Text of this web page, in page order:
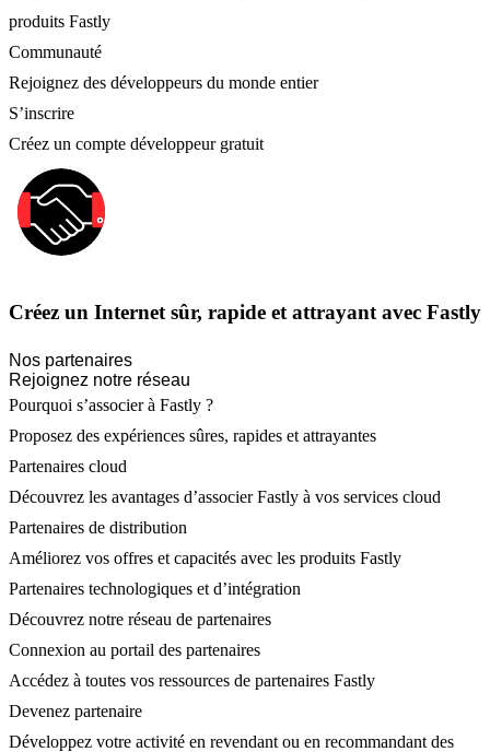
produits Fastly
Communauté
Rejoignez des développeurs du monde entier
S’inscrire
Créez un compte développeur gratuit
Créez un Internet sûr, rapide et attrayant avec Fastly
Nos partenaires
Rejoignez notre réseau
Pourquoi s’associer à Fastly ?
Proposez des expériences sûres, rapides et attrayantes
Partenaires cloud
Découvrez les avantages d’associer Fastly à vos services cloud
Partenaires de distribution
Améliorez vos offres et capacités avec les produits Fastly
Partenaires technologiques et d’intégration
Découvrez notre réseau de partenaires
Connexion au portail des partenaires
Accédez à toutes vos ressources de partenaires Fastly
Devenez partenaire
Développez votre activité en revendant ou en recommandant des